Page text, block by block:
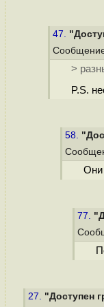
47.
>
P.S.
58.
Они
77.
27. "Доступен